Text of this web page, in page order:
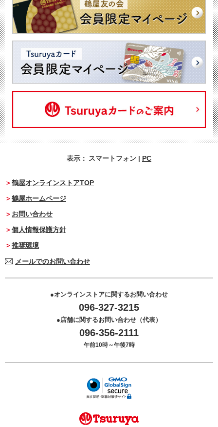
表示： スマートフォン | PC
鶴屋オンラインストアTOP
鶴屋ホームページ
お問い合わせ
個人情報保護方針
推奨環境
メールでのお問い合わせ
オンラインストアに関するお問い合わせ
096-327-3215
店舗に関するお問い合わせ（代表）
096-356-2111
午前10時～午後7時